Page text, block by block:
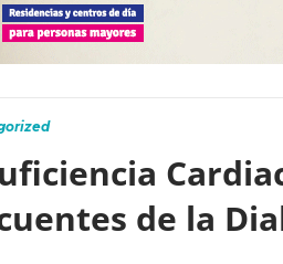
de la